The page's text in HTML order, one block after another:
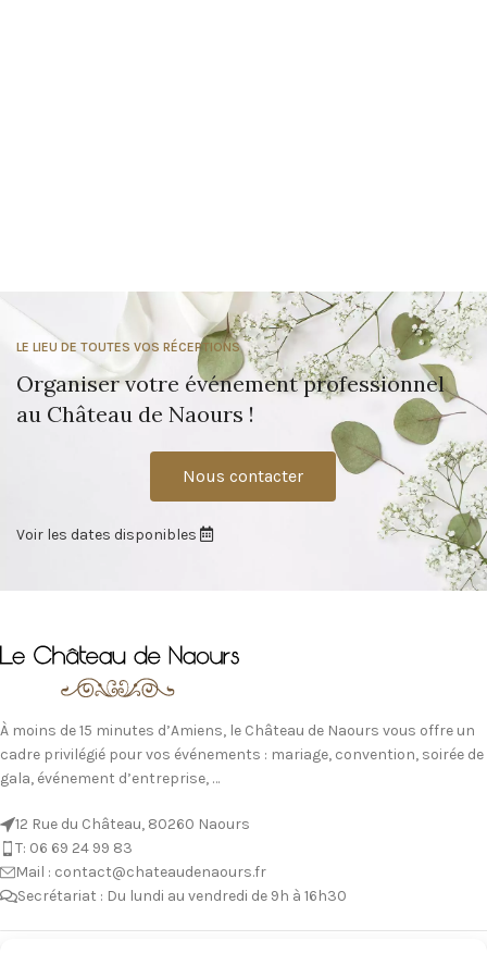
LE LIEU DE TOUTES VOS RÉCEPTIONS
Organiser votre événement professionnel
au Château de Naours !
Nous contacter
Voir les dates disponibles
À moins de 15 minutes d’Amiens, le Château de Naours vous offre un
cadre privilégié pour vos événements : mariage, convention, soirée de
gala, événement d’entreprise, …
12 Rue du Château, 80260 Naours
T: 06 69 24 99 83
Mail : contact@chateaudenaours.fr
Secrétariat : Du lundi au vendredi de 9h à 16h30